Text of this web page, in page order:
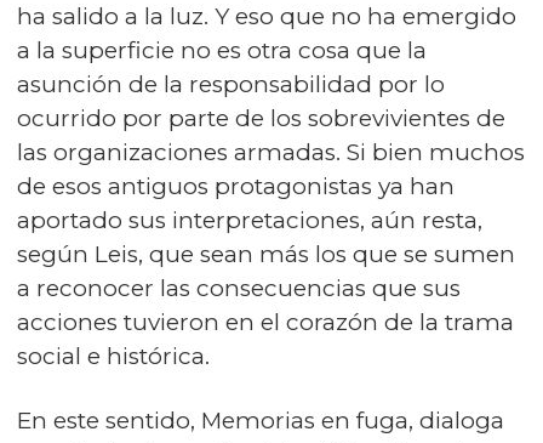
ha salido a la luz. Y eso que no ha emergido
a la superficie no es otra cosa que la
asunción de la responsabilidad por lo
ocurrido por parte de los sobrevivientes de
las organizaciones armadas. Si bien muchos
de esos antiguos protagonistas ya han
aportado sus interpretaciones, aún resta,
según Leis, que sean más los que se sumen
a reconocer las consecuencias que sus
acciones tuvieron en el corazón de la trama
social e histórica.
En este sentido, Memorias en fuga, dialoga